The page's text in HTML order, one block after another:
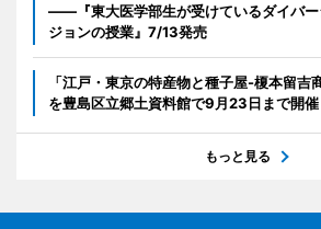
――『東大医学部生が受けているダイバー
ジョンの授業』7/13発売
「江戸・東京の特産物と種子屋-榎本留吉
を豊島区立郷土資料館で9月23日まで開催
もっと見る